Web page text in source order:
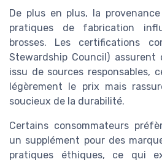
De plus en plus, la
pratiques de fabrication
brosses. Les certifications
Stewardship Council)
issu de sources responsables,
légèrement le prix mais
soucieux de la durabilité.
Certains consommateurs
un supplément pour des
pratiques éthiques, ce qui